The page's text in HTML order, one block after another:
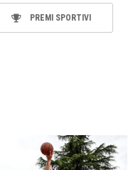
PREMI SPORTIVI